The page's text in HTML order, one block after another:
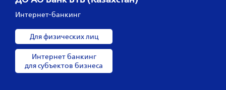
Интернет-банкинг
Для физических лиц
Интернет банкинг
для субъектов бизнеса